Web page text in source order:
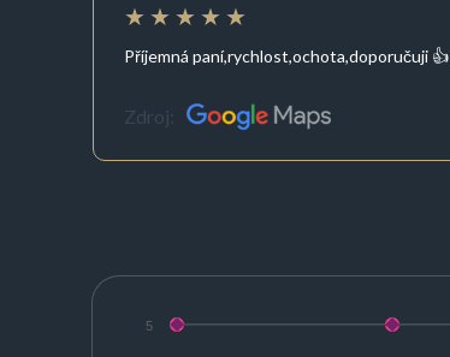
Příjemná paní,rychlost,ochota,doporučuji 👍
Zdroj:
5